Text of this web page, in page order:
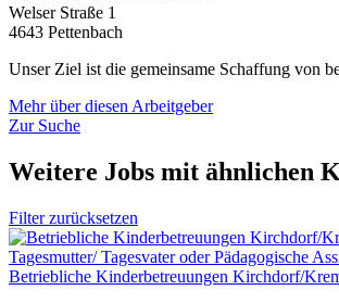
Welser Straße 1
4643 Pettenbach
Unser Ziel ist die gemeinsame Schaffung von
Mehr über diesen Arbeitgeber
Zur Suche
Weitere Jobs mit ähnlichen
Filter zurücksetzen
Tagesmutter/ Tagesvater oder Pädagogische
Betriebliche Kinderbetreuungen Kirchdorf/